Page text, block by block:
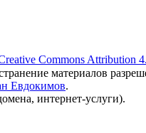
Commons Attribution
материалов
Евдокимов.
интернет-услуги).